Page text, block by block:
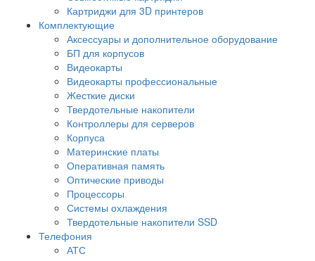
Картриджи для 3D принтеров
Комплектующие
Аксессуары и дополнительное оборудование
БП для корпусов
Видеокарты
Видеокарты профессиональные
Жесткие диски
Твердотельные накопители
Контроллеры для серверов
Корпуса
Материнские платы
Оперативная память
Оптические приводы
Процессоры
Системы охлаждения
Твердотельные накопители SSD
Телефония
АТС